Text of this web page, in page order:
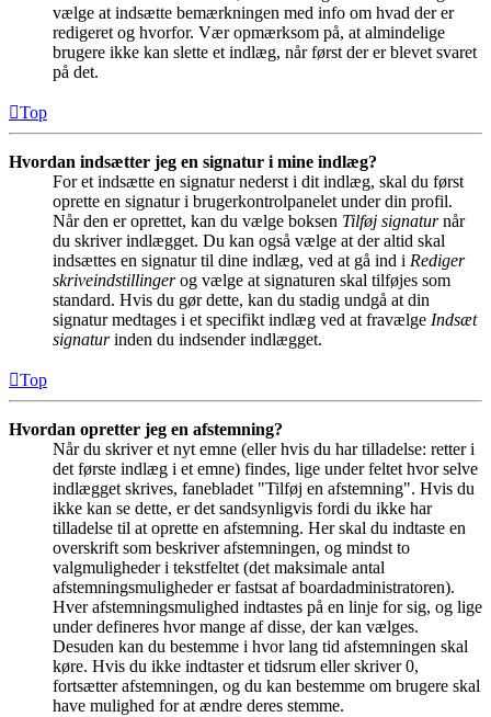
vælge at indsætte bemærkningen med info om hvad der er
redigeret og hvorfor. Vær opmærksom på, at almindelige
brugere ikke kan slette et indlæg, når først der er blevet svaret
på det.
Top
Hvordan indsætter jeg en signatur i mine indlæg?
For et indsætte en signatur nederst i dit indlæg, skal du først
oprette en signatur i brugerkontrolpanelet under din profil.
Når den er oprettet, kan du vælge boksen Tilføj signaturnår
du skriver indlægget. Du kan også vælge at der altid skal
indsættes en signatur til dine indlæg, ved at gå ind i Rediger
skriveindstillingerog vælge at signaturen skal tilføjes som
standard. Hvis du gør dette, kan du stadig undgå at din
signatur medtages i et specifikt indlæg ved at fravælge Indsæt
signaturinden du indsender indlægget.
Top
Hvordan opretter jeg en afstemning?
Når du skriver et nyt emne (eller hvis du har tilladelse: retter i
det første indlæg i et emne) findes, lige under feltet hvor selve
indlægget skrives, fanebladet "Tilføj en afstemning". Hvis du
ikke kan se dette, er det sandsynligvis fordi du ikke har
tilladelse til at oprette en afstemning. Her skal du indtaste en
overskrift som beskriver afstemningen, og mindst to
valgmuligheder i tekstfeltet (det maksimale antal
afstemningsmuligheder er fastsat af boardadministratoren).
Hver afstemningsmulighed indtastes på en linje for sig, og lige
under defineres hvor mange af disse, der kan vælges.
Desuden kan du bestemme i hvor lang tid afstemningen skal
køre. Hvis du ikke indtaster et tidsrum eller skriver 0,
fortsætter afstemningen, og du kan bestemme om brugere skal
have mulighed for at ændre deres stemme.